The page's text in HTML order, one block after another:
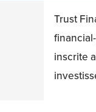
Trust
inscrite